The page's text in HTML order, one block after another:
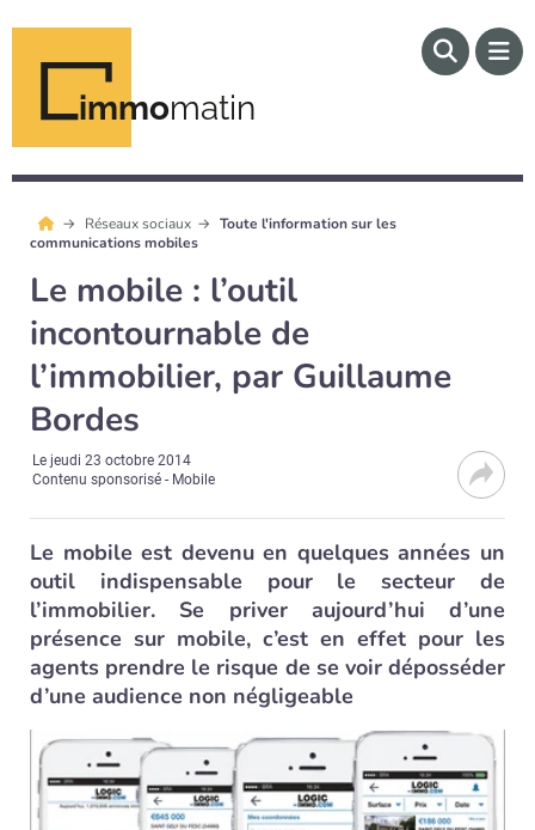
immomatin
Réseaux sociaux
Toute l'information sur les
communications mobiles
Le mobile : l’outil
incontournable de
l’immobilier, par Guillaume
Bordes
Lejeudi 23 octobre 2014
Contenu sponsorisé - Mobile
Le mobile est devenu en quelques années un
outil indispensable pour le secteur de
l’immobilier. Se priver aujourd’hui d’une
présence sur mobile, c’est en effet pour les
agents prendre le risque de se voir déposséder
d’une audience non négligeable